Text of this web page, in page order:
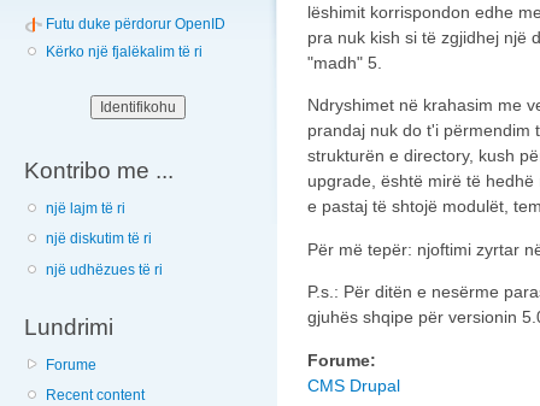
Futu duke përdorur OpenID
Kërko një fjalëkalim të ri
Kontribo me ...
një lajm të ri
një diskutim të ri
një udhëzues të ri
Lundrimi
Forume
Recent content
lëshimit korrispondon edhe
pra nuk kish si të zgjidhej një
"madh" 5.
Ndryshimet në krahasim me
prandaj nuk do t'i përmendim
strukturën e directory, kush
upgrade, është mirë të
e pastaj të shtojë modulët,
Për më tepër: njoftimi zyrtar
P.s.: Për ditën e nesërme
gjuhës shqipe për versionin
Forume:
CMS Drupal